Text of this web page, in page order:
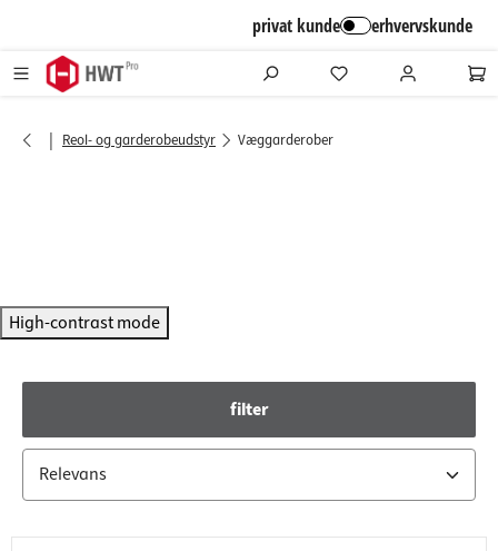
privat kunde erhvervskunde
| Reol- og garderobeudstyr Væggarderober
High-contrast mode
filter